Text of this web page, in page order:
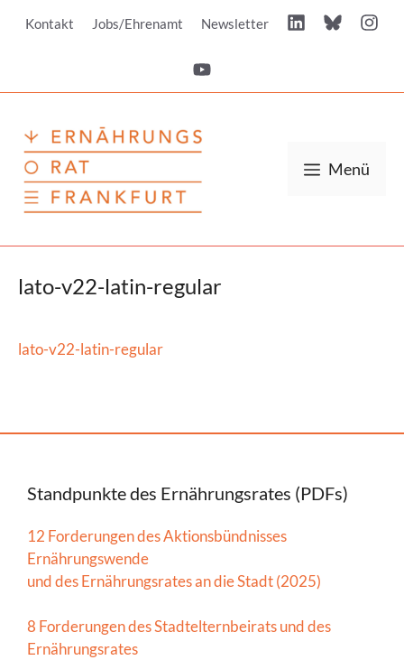
InhaltKontakt Jobs/Ehrenamt Newsletter
Menü
lato-v22-latin-regular
lato-v22-latin-regular
Standpunkte des Ernährungsrates (PDFs)
12 Forderungen des Aktionsbündnisses
Ernährungswende
und des Ernährungsrates an die Stadt (2025)
8 Forderungen des Stadtelternbeirats und des
Ernährungsrates